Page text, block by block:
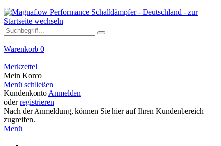
Warenkorb 0
Merkzettel
Mein Konto
Menü schließen
Kundenkonto Anmelden
oderregistrieren
Nach der Anmeldung, können Sie hier auf Ihren Kundenbereich
zugreifen.
Menü